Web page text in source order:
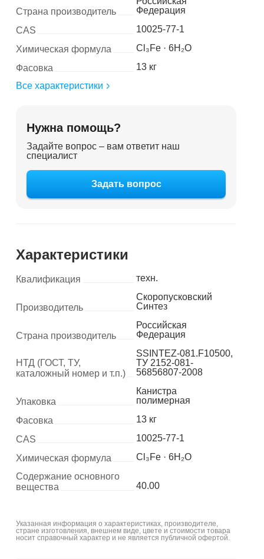
Страна производитель
Федерация
CAS
10025-77-1
Химическая формула
Cl₃Fe · 6H₂O
Фасовка
13 кг
Все характеристики
Нужна помощь?
Задайте вопрос – вам ответит наш
специалист
Задать вопрос
Характеристики
Квалификация техн.
Производитель
Скоропусковский
Синтез
Страна производитель
Российская
Федерация
НТД (ГОСТ, ТУ,
каталожный номер и т.п.)
SSINTEZ-081.F10500,
ТУ 2152-081-
56856807-2008
Упаковка
Канистра
полимерная
Фасовка
13 кг
CAS
10025-77-1
Химическая формула
Cl₃Fe · 6H₂O
Содержание основного
вещества
40.00
Указанная информация о характеристиках, производителе,
стране изготовления, внешнем виде, цвете и стоимости товара
носит справочный характер и не является публичной офертой.